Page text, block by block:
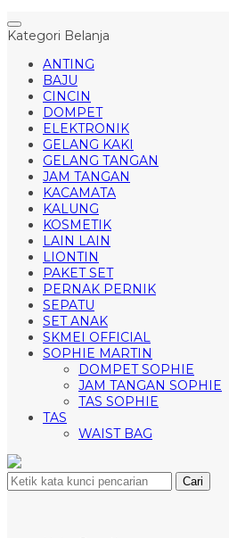
Kategori Belanja
ANTING
BAJU
CINCIN
DOMPET
ELEKTRONIK
GELANG KAKI
GELANG TANGAN
JAM TANGAN
KACAMATA
KALUNG
KOSMETIK
LAIN LAIN
LIONTIN
PAKET SET
PERNAK PERNIK
SEPATU
SET ANAK
SKMEI OFFICIAL
SOPHIE MARTIN
DOMPET SOPHIE
JAM TANGAN SOPHIE
TAS SOPHIE
TAS
WAIST BAG
Cari